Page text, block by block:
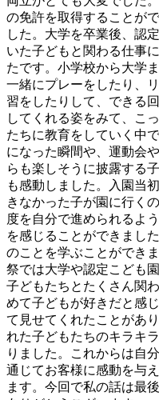
の免許を取得することが
した。大学を卒業後、認
いた子どもと関わる仕事
たです。小学校から大学
一緒にプレーをしたり、
習をしたりして、できる
してくれる姿をみて、こ
たちに教育をしていく中
になった瞬間や、運動会
らも楽しそうに披露する
も感動しました。入園当
きなかった子が園に行く
度を自分で進められるよ
を感じることができまし
のことを学ぶことができ
祭では大学や認定こども
子どもたちとたくさん関
めて子どもが好きだと感
て見せてくれたことがあ
れた子どもたちのキラキ
りました。これからは自
通じてお客様に感動を与
ます。今回で私の話は最